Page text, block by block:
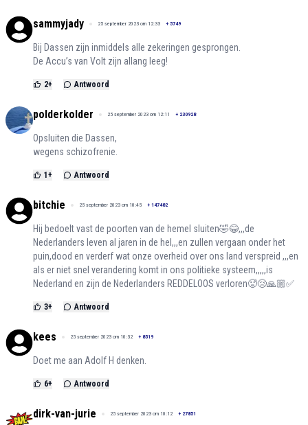
sammyjady 25 september 2023 om 12:33 + 5749
Bij Dassen zijn inmiddels alle zekeringen gesprongen.
De Accu’s van Volt zijn allang leeg!
2+ Antwoord
polderkolder 25 september 2023 om 12:11 + 230928
Opsluiten die Dassen,
wegens schizofrenie.
1 + Antwoord
bitchie 25 september 2023 om 10:45 + 147482
Hij bedoelt vast de poorten van de hemel sluiten🤣😂,,,de
Nederlanders leven al jaren in de hel,,,en zullen vergaan onder het
puin,dood en verderf wat onze overheid over ons land verspreid ,,,en
als er niet snel verandering komt in ons politieke systeem,,,,,is
Nederland en zijn de Nederlanders REDDELOOS verloren🥵😢🙏🏼✅
3+ Antwoord
kees 25 september 2023 om 10:32 + 8519
Doet me aan Adolf H denken.
6+ Antwoord
dirk-van-jurie 25 september 2023 om 10:12 + 27851